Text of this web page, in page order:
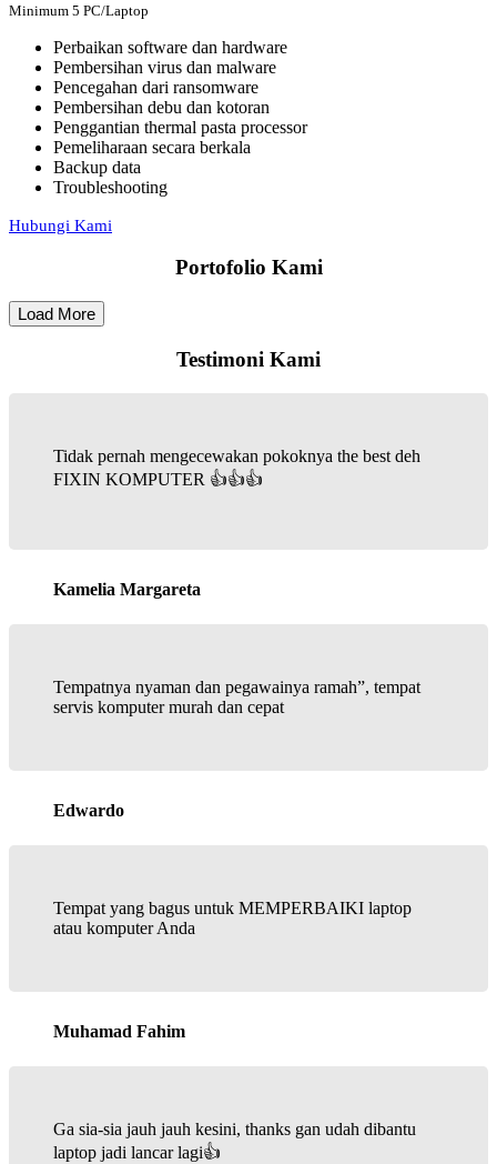
Minimum 5 PC/Laptop
Perbaikan software dan hardware
Pembersihan virus dan malware
Pencegahan dari ransomware
Pembersihan debu dan kotoran
Penggantian thermal pasta processor
Pemeliharaan secara berkala
Backup data
Troubleshooting
Hubungi Kami
Portofolio Kami
Load More
Testimoni Kami
Tidak pernah mengecewakan pokoknya the best deh
FIXIN KOMPUTER 👍👍👍
Kamelia Margareta
Tempatnya nyaman dan pegawainya ramah”, tempat
servis komputer murah dan cepat
Edwardo
Tempat yang bagus untuk MEMPERBAIKI laptop
atau komputer Anda
Muhamad Fahim
Ga sia-sia jauh jauh kesini, thanks gan udah dibantu
laptop jadi lancar lagi👍